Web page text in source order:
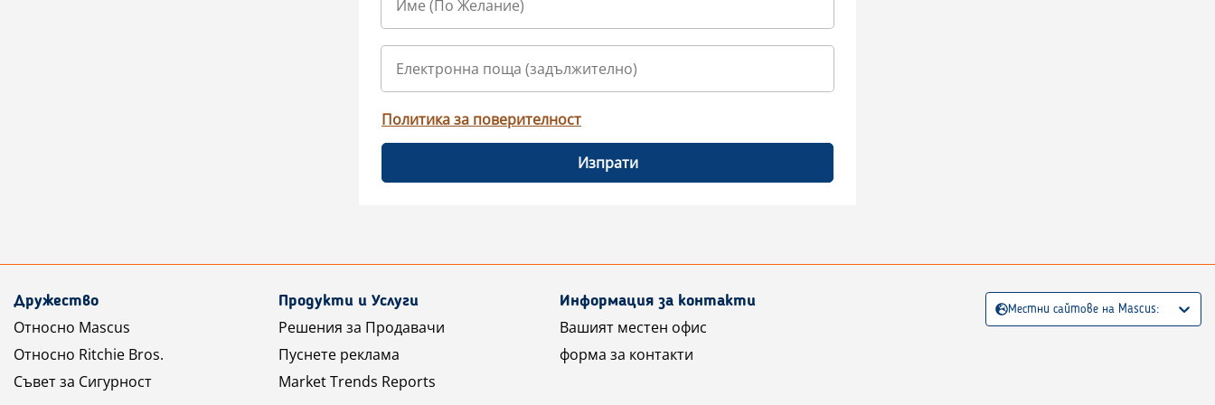
Политика за поверителност
Изпрати
Дружество
Относно Mascus
Относно Ritchie Bros.
Съвет за Сигурност
Продукти и Услуги
Решения за Продавачи
Пуснете реклама
Market Trends Reports
Информация за контакти
Вашият местен офис
форма за контакти
Местни сайтове на Mascus: